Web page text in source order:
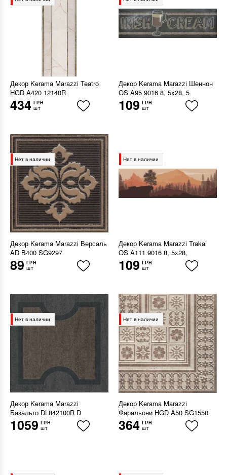
Декор Kerama Marazzi Teatro
HGD A420 12140R
434 ГРН
шт
Декор Kerama Marazzi Шеннон
OS A95 9016 8, 5х28, 5
109 ГРН
шт
Нет в наличии
Декор Kerama Marazzi Версаль
AD B400 SG9297
89 ГРН
шт
Нет в наличии
Декор Kerama Marazzi Trakai
OS A111 9016 8, 5х28,
109 ГРН
шт
Нет в наличии
Декор Kerama Marazzi
Базальто DL842100R D
1059 ГРН
шт
Нет в наличии
Декор Kerama Marazzi
Фаральони HGD A50 SG1550
364 ГРН
шт